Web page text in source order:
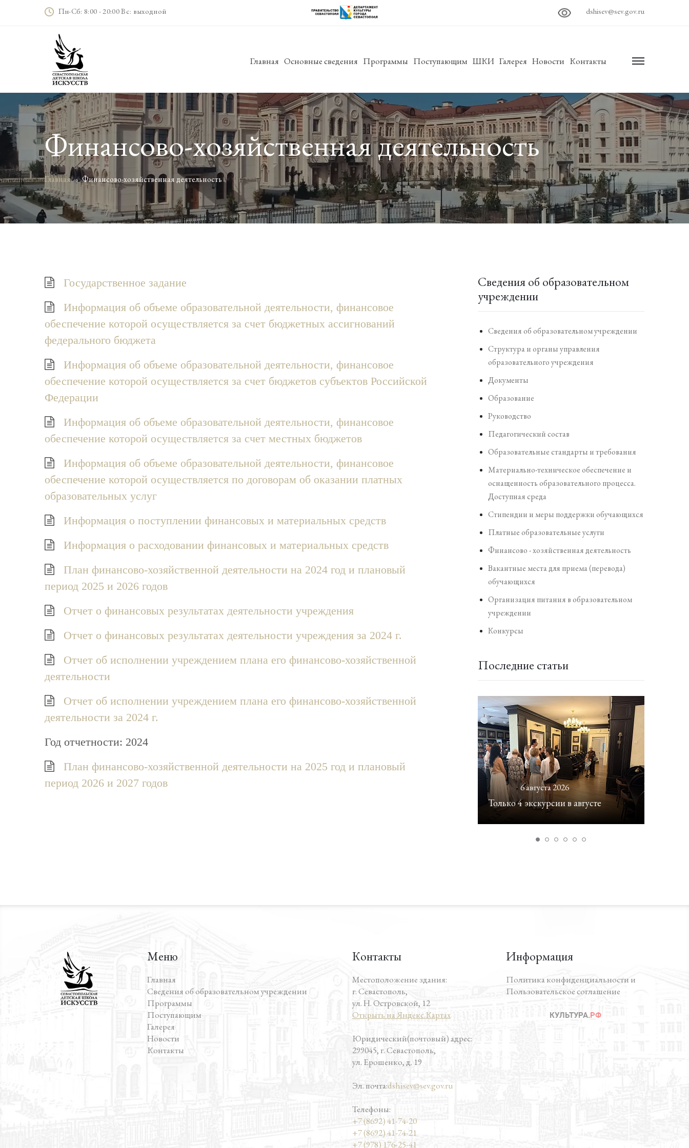
Пн-Сб: 8:00 - 20:00 Вс: выходной dshisev@sev.gov.ru
Главная Основные сведения Программы Поступающим ШКИ Галерея Новости Контакты
menu
Финансово-хозяйственная деятельность
Главная Финансово-хозяйственная деятельность
Государственное задание
Информация об объеме образовательной деятельности, финансовое
обеспечение которой осуществляется за счет бюджетных ассигнований
федерального бюджета
Информация об объеме образовательной деятельности, финансовое
обеспечение которой осуществляется за счет бюджетов субъектов Российской
Федерации
Информация об объеме образовательной деятельности, финансовое
обеспечение которой осуществляется за счет местных бюджетов
Информация об объеме образовательной деятельности, финансовое
обеспечение которой осуществляется по договорам об оказании платных
образовательных услуг
Информация о поступлении финансовых и материальных средств
Информация о расходовании финансовых и материальных средств
План финансово-хозяйственной деятельности на 2024 год и плановый
период 2025 и 2026 годов
Отчет о финансовых результатах деятельности учреждения
Отчет о финансовых результатах деятельности учреждения за 2024 г.
Отчет об исполнении учреждением плана его финансово-хозяйственной
деятельности
Отчет об исполнении учреждением плана его финансово-хозяйственной
деятельности за 2024 г.
Год отчетности: 2024
План финансово-хозяйственной деятельности на 2025 год и плановый
период 2026 и 2027 годов
Сведения об образовательном
учреждении
Сведения об образовательном учреждении
Структура и органы управления
образовательного учреждения
Документы
Образование
Руководство
Педагогический состав
Образовательные стандарты и требования
Материально-техническое обеспечение и
оснащенность образовательного процесса.
Доступная среда
Стипендии и меры поддержки обучающихся
Платные образовательные услуги
Финансово - хозяйственная деятельность
Вакантные места для приема (перевода)
обучающихся
Организация питания в образовательном
учреждении
Конкурсы
Последние статьи
6 августа 2026
Только 4 экскурсии в августе
Меню
Главная
Сведения об образовательном учреждении
Программы
Поступающим
Галерея
Новости
Контакты
Контакты
Местоположение здания:
г. Севастополь,
ул. Н. Островской, 12
Открыть на Яндекс.Картах
Юридический(почтовый) адрес:
299045, г. Севастополь,
ул. Ерошенко, д. 19
Эл. почта:dshisev@sev.gov.ru
Телефоны:
+7 (8692) 41-74-20
+7 (8692) 41-74-21
+7 (978) 176-25-41
Информация
Политика конфиденциальности и
Пользовательское соглашение